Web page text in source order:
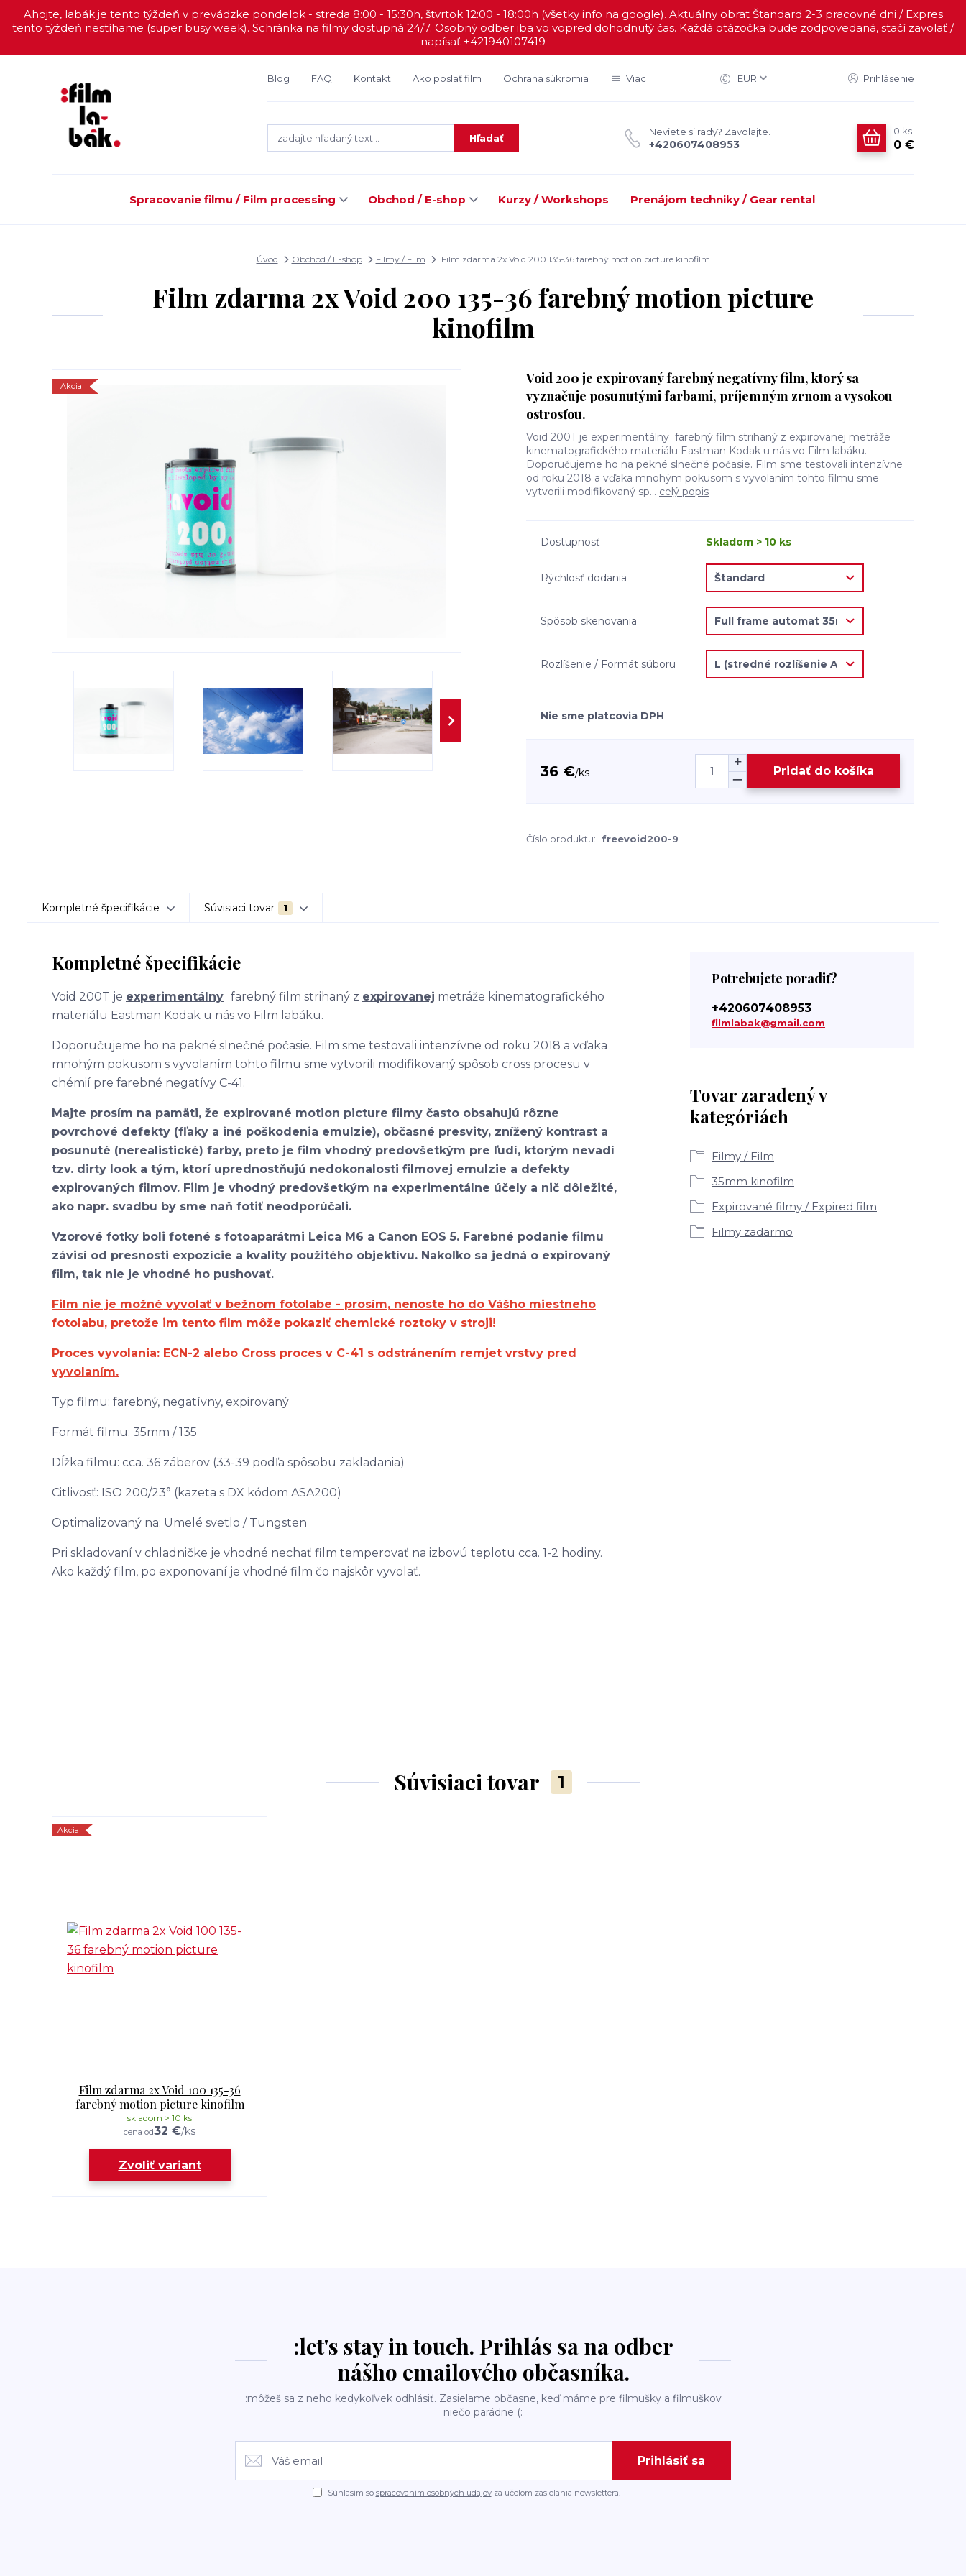
Ahojte, labák je tento týždeň v prevádzke pondelok - streda 8:00 - 15:30h, štvrtok 12:00 - 18:00h (všetky info na google). Aktuálny obrat Štandard 2-3 pracovné dni / Expres
tento týždeň nestíhame (super busy week). Schránka na filmy dostupná 24/7. Osobný odber iba vo vopred dohodnutý čas. Každá otázočka bude zodpovedaná, stačí zavolať /
napísať +421940107419
Blog FAQ Kontakt Ako poslať film Ochrana súkromia Viac EUR Prihlásenie
Hľadať
Neviete si rady? Zavolajte.
+420607408953
0 ks
0 €
Spracovanie filmu / Film processing Obchod / E-shop Kurzy / Workshops Prenájom techniky / Gear rental
Úvod Obchod / E-shop Filmy / Film Film zdarma 2x Void 200 135-36 farebný motion picture kinofilm
Film zdarma 2x Void 200 135-36 farebný motion picture
kinofilm
Akcia
Void 200 je expirovaný farebný negatívny film, ktorý sa
vyznačuje posunutými farbami, príjemným zrnom a vysokou
ostrosťou.
Void 200T je experimentálny farebný film strihaný z expirovanej metráže
kinematografického materiálu Eastman Kodak u nás vo Film labáku.
Doporučujeme ho na pekné slnečné počasie. Film sme testovali intenzívne
od roku 2018 a vďaka mnohým pokusom s vyvolaním tohto filmu sme
vytvorili modifikovaný sp... celý popis
Dostupnosť Skladom > 10 ks
Rýchlosť dodania
Spôsob skenovania
Rozlíšenie / Formát súboru
Nie sme platcovia DPH
36 €/ks Pridať do košíka
Číslo produktu: freevoid200-9
Kompletné špecifikácie Súvisiaci tovar 1
Kompletné špecifikácie
Void 200T je experimentálny farebný film strihaný z expirovanej metráže kinematografického
materiálu Eastman Kodak u nás vo Film labáku.
Doporučujeme ho na pekné slnečné počasie. Film sme testovali intenzívne od roku 2018 a vďaka
mnohým pokusom s vyvolaním tohto filmu sme vytvorili modifikovaný spôsob cross procesu v
chémií pre farebné negatívy C-41.
Majte prosím na pamäti, že expirované motion picture filmy často obsahujú rôzne
povrchové defekty (fľaky a iné poškodenia emulzie), občasné presvity, znížený kontrast a
posunuté (nerealistické) farby, preto je film vhodný predovšetkým pre ľudí, ktorým nevadí
tzv. dirty look a tým, ktorí uprednostňujú nedokonalosti filmovej emulzie a defekty
expirovaných filmov. Film je vhodný predovšetkým na experimentálne účely a nič dôležité,
ako napr. svadbu by sme naň fotiť neodporúčali.
Vzorové fotky boli fotené s fotoaparátmi Leica M6 a Canon EOS 5. Farebné podanie filmu
závisí od presnosti expozície a kvality použitého objektívu. Nakoľko sa jedná o expirovaný
film, tak nie je vhodné ho pushovať.
Film nie je možné vyvolať v bežnom fotolabe - prosím, nenoste ho do Vášho miestneho
fotolabu, pretože im tento film môže pokaziť chemické roztoky v stroji!
Proces vyvolania: ECN-2 alebo Cross proces v C-41 s odstránením remjet vrstvy pred
vyvolaním.
Typ filmu: farebný, negatívny, expirovaný
Formát filmu: 35mm / 135
Dĺžka filmu: cca. 36 záberov (33-39 podľa spôsobu zakladania)
Citlivosť: ISO 200/23° (kazeta s DX kódom ASA200)
Optimalizovaný na: Umelé svetlo / Tungsten
Pri skladovaní v chladničke je vhodné nechať film temperovať na izbovú teplotu cca. 1-2 hodiny.
Ako každý film, po exponovaní je vhodné film čo najskôr vyvolať.
Tovar zaradený v
kategóriách
Filmy / Film
35mm kinofilm
Expirované filmy / Expired film
Filmy zadarmo
Potrebujete poradiť?
+420607408953
filmlabak@gmail.com
Súvisiaci tovar 1
Akcia
Film zdarma 2x Void 100 135-36
farebný motion picture kinofilm
cena od32 €/ks
skladom > 10 ks
Zvoliť variant
:let's stay in touch. Prihlás sa na odber
nášho emailového občasníka.
:môžeš sa z neho kedykoľvek odhlásiť. Zasielame občasne, keď máme pre filmušky a filmuškov
niečo parádne (:
Prihlásiť sa
Súhlasím so spracovaním osobných údajovza účelom zasielania newslettera.